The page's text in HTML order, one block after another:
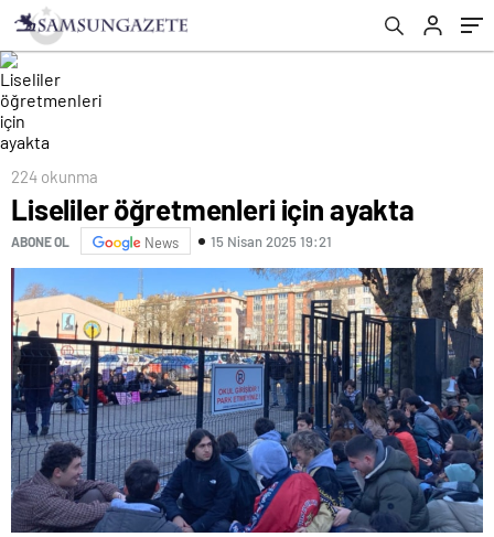
224 okunma
Liseliler öğretmenleri için ayakta
ABONE OL News 15 Nisan 2025 19:21